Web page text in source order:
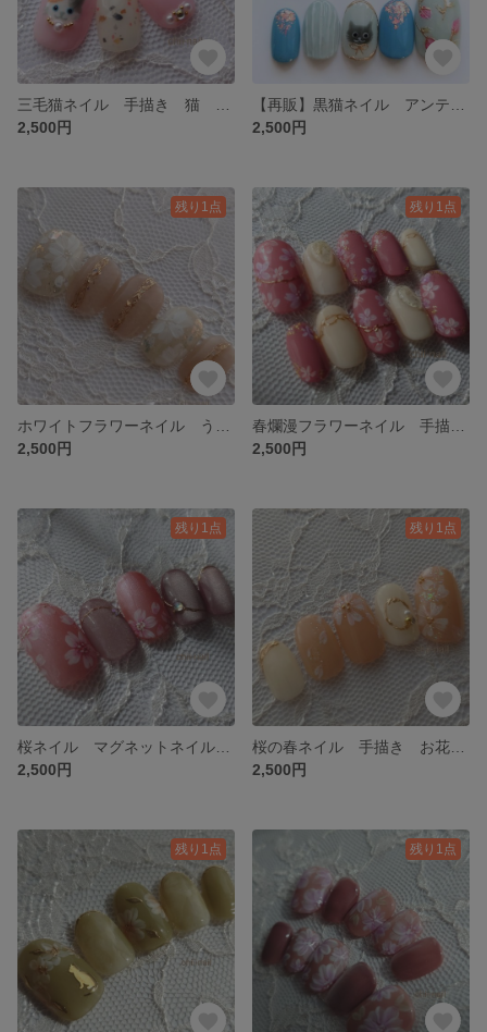
2,500円
2,500円
残り1点
2,500円
残り1点
2,500円
残り1点
2,500円
残り1点
2,500円
残り1点 残り1点